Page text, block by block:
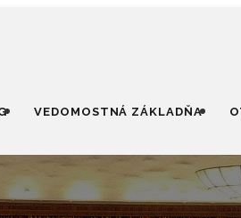
VEDOMOSTNÁ ZÁKLADŇA